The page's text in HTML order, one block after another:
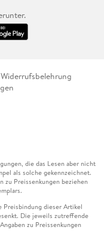
Widerrufsbelehrung
die das Lesen aber nicht
als solche gekennzeichnet.
zu Preissenkungen beziehen
dieser Artikel
Die jeweils zutreffende
zu Preissenkungen